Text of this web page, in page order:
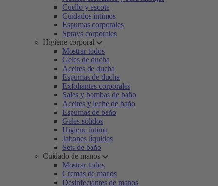
Cuello y escote
Cuidados íntimos
Espumas corporales
Sprays corporales
Higiene corporal
Mostrar todos
Geles de ducha
Aceites de ducha
Espumas de ducha
Exfoliantes corporales
Sales y bombas de baño
Aceites y leche de baño
Espumas de baño
Geles sólidos
Higiene íntima
Jabones líquidos
Sets de baño
Cuidado de manos
Mostrar todos
Cremas de manos
Desinfectantes de manos